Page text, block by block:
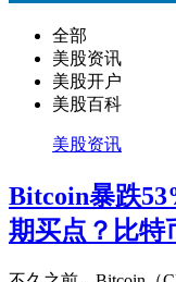
全部
美股资讯
美股开户
美股百科
美股资讯
Bitcoin暴跌
期买点？比特